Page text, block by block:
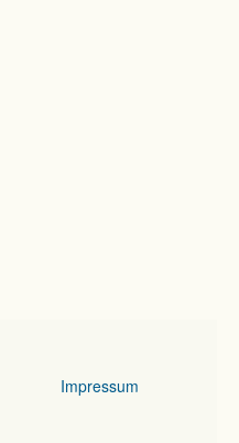
Impressum